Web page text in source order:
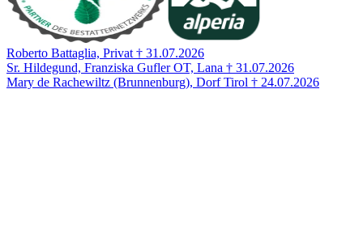
Roberto Battaglia, Privat † 31.07.2026
Sr. Hildegund, Franziska Gufler OT, Lana † 31.07.2026
Mary de Rachewiltz (Brunnenburg), Dorf Tirol † 24.07.2026